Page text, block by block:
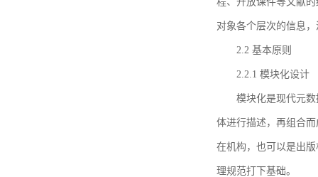
对象各个层次的信息
2.2 基本原则
2.2.1 模块化设计
模块化是现代元
体进行描述，再组合
在机构，也可以是出
理规范打下基础。